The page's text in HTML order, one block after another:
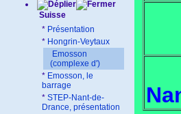
Suisse
* Présentation
* Hongrin-Veytaux
Emosson
(complexe d')
* Emosson, le
barrage
* STEP-Nant-de-
Drance, présentation